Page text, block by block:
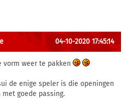
04-10-2020 17:45:14
vorm weer te pakken
de enige speler is die openingen
goede passing.